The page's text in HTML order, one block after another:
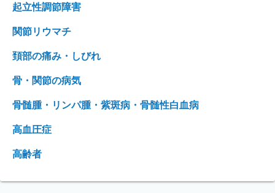
起立性調節障害
関節リウマチ
頚部の痛み・しびれ
骨・関節の病気
骨髄腫・リンパ腫・紫斑病・骨髄性白血病
高血圧症
高齢者